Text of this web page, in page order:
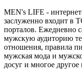
MEN's LIFE -
заслуженно входит в
порталов. Ежедневно
мужскую аудиторию
отношения, правила
мужская мода и
досуг и многое